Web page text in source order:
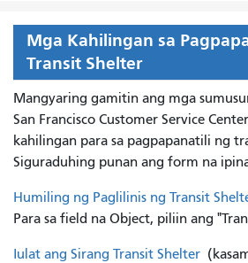
Mga Kahilingan sa
Transit Shelter
Mangyaring gamitin ang mga
San Francisco Customer Service
kahilingan para sa pagpapanatili ng
Siguraduhing punan ang form na
Humiling ng Paglilinis ng Transit
Para sa field na Object, piliin ang
Iulat ang Sirang Transit Shelter